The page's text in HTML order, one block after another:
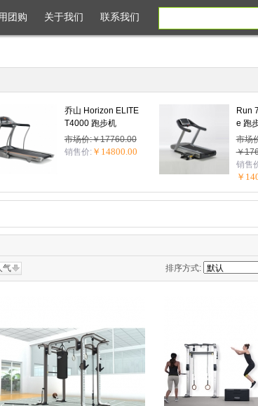
团购 关于我们 联系我们
乔山 Horizon ELITE
T4000 跑步机
市场价:￥17760.00
销售价:￥14800.00
Run
e 跑
市场
￥
销售
￥
气 排序方式: